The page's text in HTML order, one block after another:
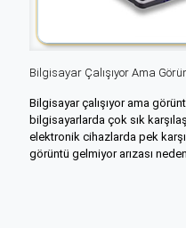
Bilgisayar Çalışıyor Ama
Bilgisayar çalışıyor ama
bilgisayarlarda çok sık
elektronik cihazlarda pek
görüntü gelmiyor arızası